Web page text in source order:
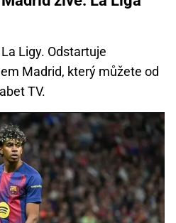
Ligy. Odstartuje
Madrid, který můžete od
TV.